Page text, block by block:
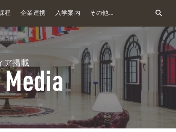
程 企業連携 入学案内 その他...
ア掲載